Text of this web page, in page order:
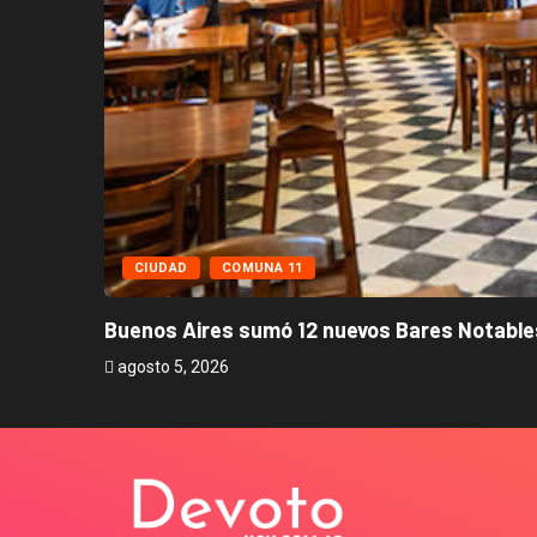
CIUDAD COMUNA 11
Buenos Aires sumó 12 nuevos Bares
agosto 5, 2026